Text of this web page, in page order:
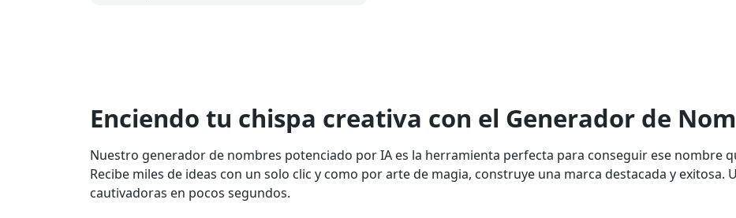
Enciendo tu chispa creativa con el Generador de
Nuestro generador de nombres potenciado por IA es la herramienta perfecta para conseguir ese nombre
Recibe miles de ideas con un solo clic y como por arte de magia, construye una marca destacada y exitosa.
cautivadoras en pocos segundos.